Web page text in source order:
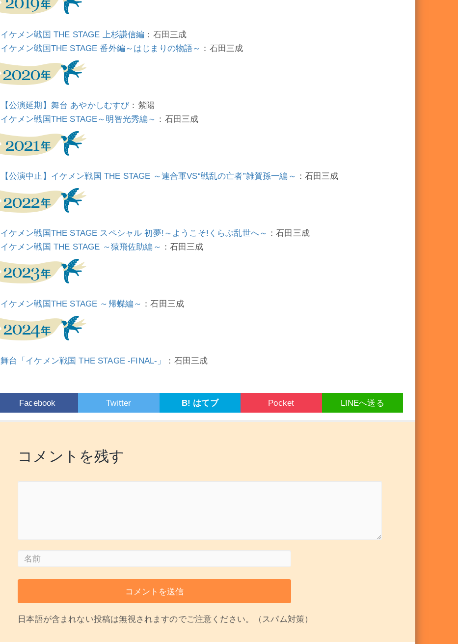
イケメン戦国 THE STAGE 上杉謙信編 ：石田三成
イケメン戦国THE STAGE 番外編～はじまりの物語～ ：石田三成
【公演延期】舞台 あやかしむすび ：紫陽
イケメン戦国THE STAGE～明智光秀編～ ：石田三成
【公演中止】イケメン戦国 THE STAGE ～連合軍VS“戦乱の亡者”雑賀孫一編～ ：石田三成
イケメン戦国THE STAGE スペシャル 初夢!～ようこそ!くらぶ乱世へ～ ：石田三成
イケメン戦国 THE STAGE ～猿飛佐助編～ ：石田三成
イケメン戦国THE STAGE ～帰蝶編～ ：石田三成
舞台「イケメン戦国 THE STAGE -FINAL-」 ：石田三成
Facebook Twitter B! はてブ Pocket LINEへ送る
コメントを残す
日本語が含まれない投稿は無視されますのでご注意ください。（スパム対策）